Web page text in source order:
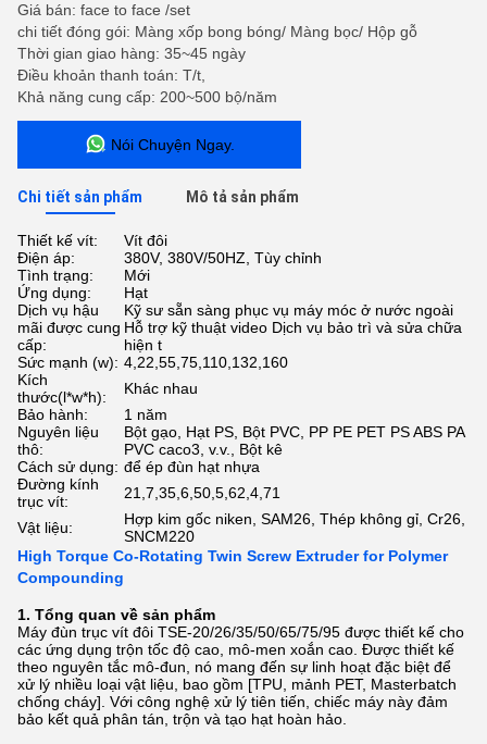
Giá bán: face to face /set
chi tiết đóng gói: Màng xốp bong bóng/ Màng bọc/ Hộp gỗ
Thời gian giao hàng: 35~45 ngày
Điều khoản thanh toán: T/t,
Khả năng cung cấp: 200~500 bộ/năm
Nói Chuyện Ngay.
Chi tiết sản phẩm Mô tả sản phẩm
Thiết kế vít:
Vít đôi
Điện áp:
380V, 380V/50HZ, Tùy chỉnh
Tình trạng:
Mới
Ứng dụng:
Hạt
Dịch vụ hậu
mãi được cung
cấp:
Kỹ sư sẵn sàng phục vụ máy móc ở nước ngoài
Hỗ trợ kỹ thuật video Dịch vụ bảo trì và sửa chữa
hiện t
Sức mạnh (w): 4,22,55,75,110,132,160
Kích
thước(l*w*h):
Khác nhau
Bảo hành:
1 năm
Nguyên liệu
thô:
Bột gạo, Hạt PS, Bột PVC, PP PE PET PS ABS PA
PVC caco3, v.v., Bột kê
Cách sử dụng: để ép đùn hạt nhựa
Đường kính
trục vít:
21,7,35,6,50,5,62,4,71
Vật liệu:
Hợp kim gốc niken, SAM26, Thép không gỉ, Cr26,
SNCM220
High Torque Co-Rotating Twin Screw Extruder for Polymer
Compounding
1. Tổng quan về sản phẩm
Máy đùn trục vít đôi TSE-20/26/35/50/65/75/95 được thiết kế cho
các ứng dụng trộn tốc độ cao, mô-men xoắn cao. Được thiết kế
theo nguyên tắc mô-đun, nó mang đến sự linh hoạt đặc biệt để
xử lý nhiều loại vật liệu, bao gồm [TPU, mảnh PET, Masterbatch
chống cháy]. Với công nghệ xử lý tiên tiến, chiếc máy này đảm
bảo kết quả phân tán, trộn và tạo hạt hoàn hảo.